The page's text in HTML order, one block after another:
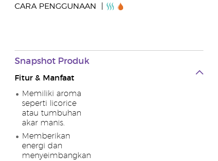
CARA PENGGUNAAN
Snapshot Produk
Fitur & Manfaat
Memiliki aroma
seperti licorice
atau tumbuhan
akar manis.
Memberikan
energi dan
menyeimbangkan